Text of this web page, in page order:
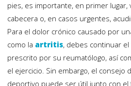
pies, es importante, en primer lugar,
cabecera o, en casos urgentes,
Para el dolor crónico causado por
como la artritis, debes continuar
prescrito por su reumatólogo, así
el ejercicio. Sin embargo, el consejo
deportivo puede ser útil junto con